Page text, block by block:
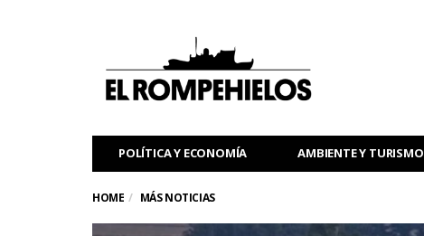
POLÍTICA Y ECONOMÍA AMBIENTE Y TURISMO
HOME MÁS NOTICIAS